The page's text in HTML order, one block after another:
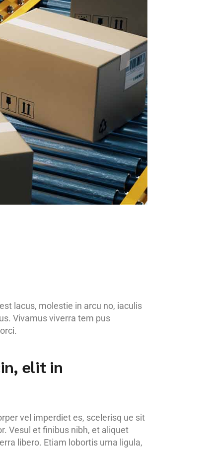
lacus, molestie in arcu no, iaculis
Vivamus viverra tem pus
elit in
vel imperdiet es, scelerisq ue sit
Vesul et finibus nibh, et aliquet
libero. Etiam lobortis urna ligula,